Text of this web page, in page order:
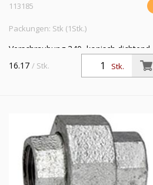
113185
Packungen: Stk (1Stk.)
Verschraubung 340, konisch dichtend,
IG/IG, Rp/Rp 1 1/2, Betriebstemperatur
-20 °C bis 300 °C, schwarzer
Stk.
16.17 / Stk.